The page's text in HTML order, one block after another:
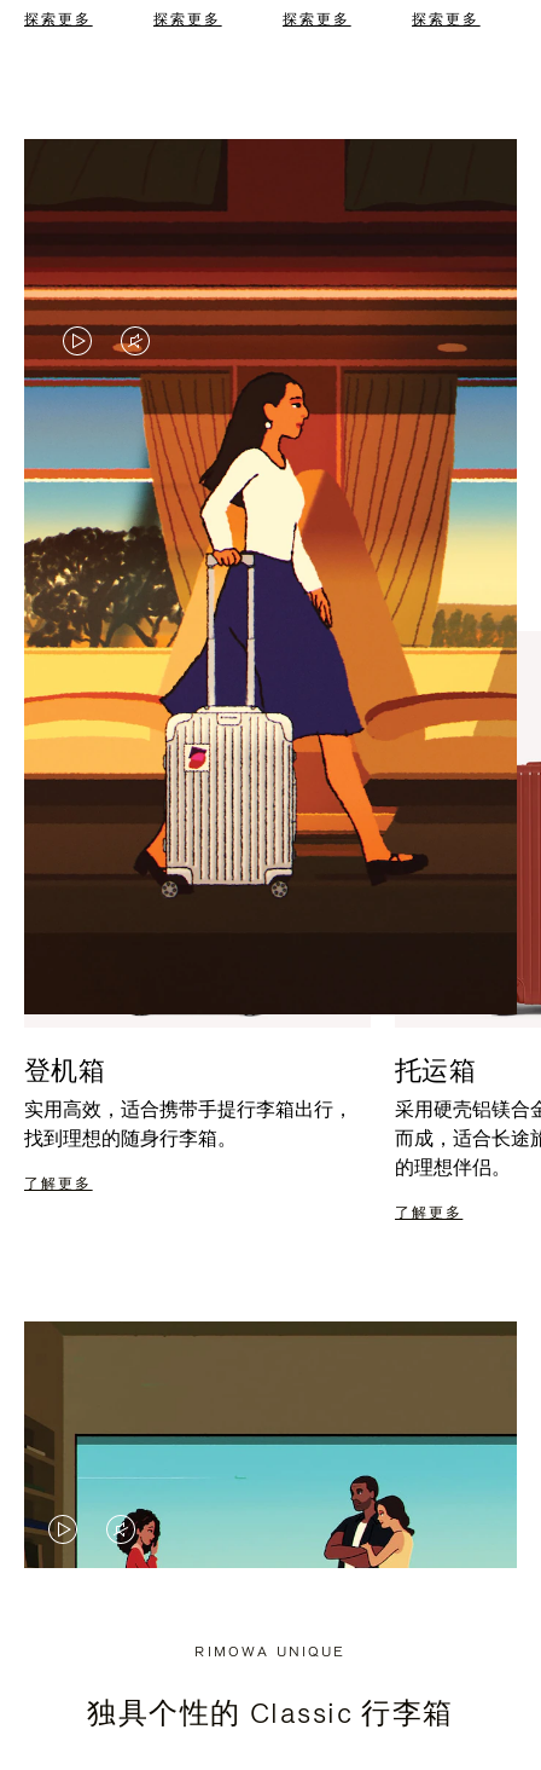
探索更多 探索更多 探索更多 探索更多
视
频
暂
停，
请
按
下
暂
视
频
已
静
音，
请
点
击
按
钮
取
消
静
臻礼指南
寻觅心仪的出行伴侣，与您共
享缤纷旅程
登机箱
实用高效，适合携带手提行李箱出行，
找到理想的随身行李箱。
了解更多
托运箱
采用硬壳铝镁合
而成，适合长途
的理想伴侣。
了解更多
视
停，
视
音，
RIMOWA UNIQUE
独具个性的 Classic 行李箱